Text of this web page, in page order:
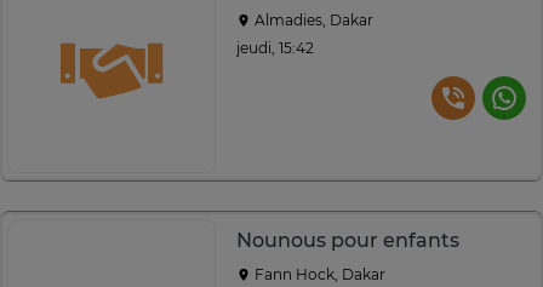
Almadies, Dakar
jeudi, 15:42
Nounous pour enfants
Fann Hock, Dakar